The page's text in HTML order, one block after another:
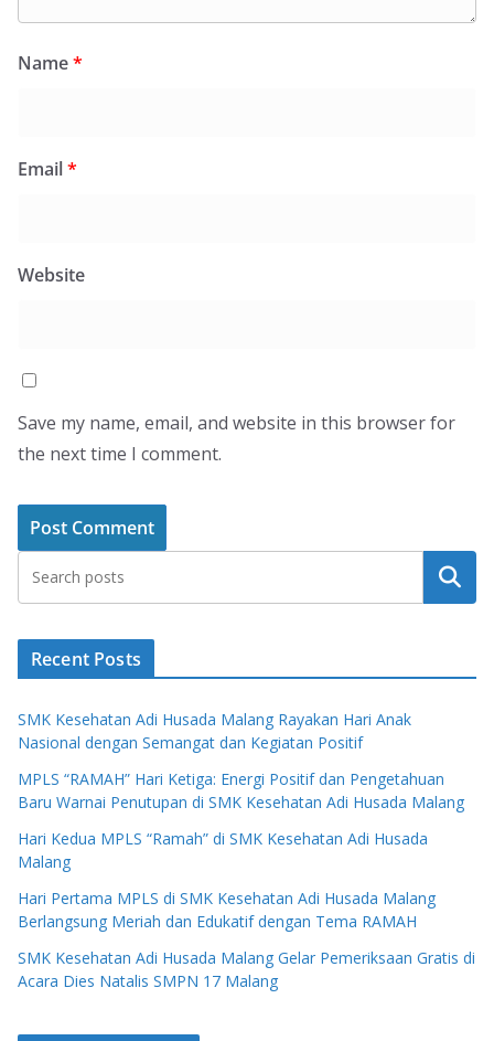
Name*
Email*
Website
Save my name, email, and website in this browser for
the next time I comment.
Search
Recent Posts
SMK Kesehatan Adi Husada Malang Rayakan Hari Anak
Nasional dengan Semangat dan Kegiatan Positif
MPLS “RAMAH” Hari Ketiga: Energi Positif dan Pengetahuan
Baru Warnai Penutupan di SMK Kesehatan Adi Husada Malang
Hari Kedua MPLS “Ramah” di SMK Kesehatan Adi Husada
Malang
Hari Pertama MPLS di SMK Kesehatan Adi Husada Malang
Berlangsung Meriah dan Edukatif dengan Tema RAMAH
SMK Kesehatan Adi Husada Malang Gelar Pemeriksaan Gratis di
Acara Dies Natalis SMPN 17 Malang